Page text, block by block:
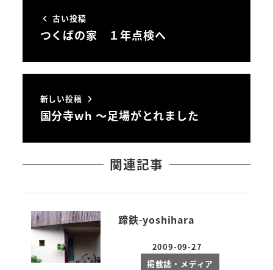
古い投稿
つくばの家 １年点検へ
新しい投稿
国分寺wh ～足場がとれました
関連記事
蹄鉄-yoshihara
投稿日
2009-09-27
掲載誌・メディア